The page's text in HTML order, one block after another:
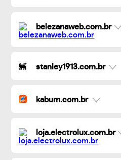
belezanaweb.com.br
stanley1913.com.br
kabum.com.br
loja.electrolux.com.br